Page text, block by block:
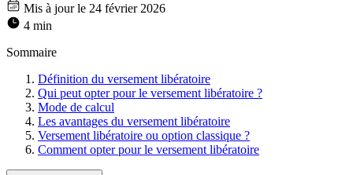
Mis à jour le 24 février 2026
4 min
Sommaire
Définition du versement libératoire
Qui peut opter pour le versement libératoire ?
Mode de calcul
Les avantages du versement libératoire
Versement libératoire ou option classique ?
Comment opter pour le versement libératoire